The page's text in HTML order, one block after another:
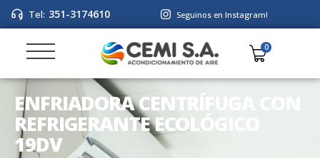
Tel: 351-3174610 Seguinos en Instagram!
ENFRIADORA CENTRÍFUGA CON
REFRIGERANTE ECOLÓGICO
19DV